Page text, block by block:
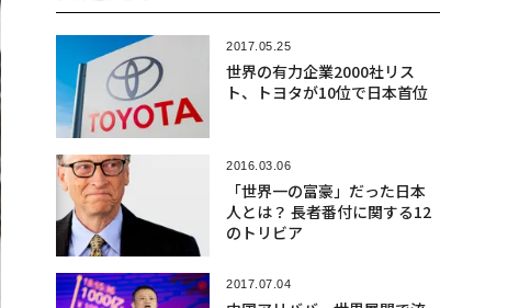
関連記事
世界の有力企業2000社リス
ト、トヨタが10位で日本首位
「世界一の富豪」だった日本
人とは？ 長者番付に関する12